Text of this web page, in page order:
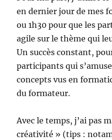
en dernier jour de mes
ou 1h30 pour que les
agile sur le thème qui
Un succès constant,
participants qui
concepts vus en
du formateur.
Avec le temps, j’ai pas
créativité » (tips :